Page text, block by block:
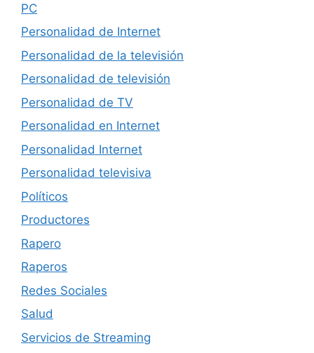
PC
Personalidad de Internet
Personalidad de la televisión
Personalidad de televisión
Personalidad de TV
Personalidad en Internet
Personalidad Internet
Personalidad televisiva
Políticos
Productores
Rapero
Raperos
Redes Sociales
Salud
Servicios de Streaming